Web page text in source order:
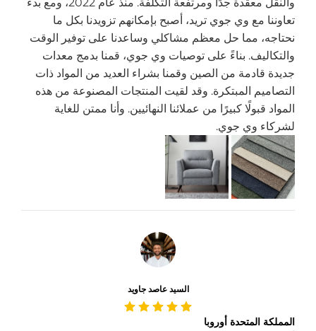
تعاوننا مع وي جوي تريد، أصبح بإمكانهم تزويدنا بكل ما
نحتاجه، مما حل معظم مشاكلي وساعدنا على توفير الوقت
والتكاليف. بناءً على توصيات وي جوي، قمنا بدمج معدات
جديدة قادمة من الصين وقمنا بشراء العديد من المواد ذات
التصاميم المبتكرة. وقد لقيت المنتجات المصنوعة من هذه
المواد قبولًا كبيرًا من عملائنا النهائيين. وأنا ممتن للغاية
لشركاء وي جوي.
السيد عاصد جاويد
المملكة المتحدة أوروبا